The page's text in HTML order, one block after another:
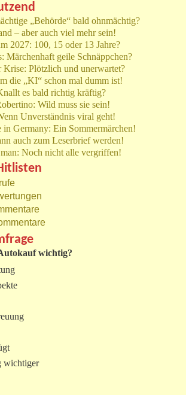
„Behörde“ bald ohnmächtig?
– aber auch viel mehr sein!
2027: 100, 15 oder 13 Jahre?
Märchenhaft geile Schnäppchen?
Plötzlich und unerwartet?
die „KI“ schon mal dumm ist!
es bald richtig kräftig?
Wild muss sie sein!
Unverständnis viral geht!
Germany: Ein Sommermärchen!
auch zum Leserbrief werden!
Noch nicht alle vergriffen!
wichtig?
wichtiger